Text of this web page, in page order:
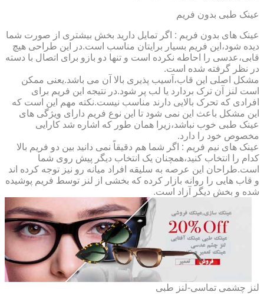
عینک طبی بدون فریم
عینک های بدون فریم : اگر تمایل دارید بخش بیشتری از صورت شما
دیده شود،این فریم بسیار برایتان مناسب است.در این طراحی هیچ
قابی،عدسی را احاطه نکرده است و تنها دو بازو برای اتصال با دسته
در نظر گرفته شده است.
مشکل اصلی این قاب،آسیب پذیری بالا آن می باشد.یعنی ممکن
است لنز آن ترک بردارد یا لب پر شود.در نتیجه این فریم برای
افرادی که تحرک بالایی دارند مناسب نیست.نکته مهم این است که
این مشکل باعث این نمی شود تا این نوع فریم دارای ویژگی های
عینک طبی خوب نباشد،زیرا همان طور که اشاره شد کارایی
مخصوص خود را دارد.
عینک های نیم فریم : اگر شما هم دقیقاً نمی دانید بین دو فریم بالا
کدام را انتخاب کنید،همچنان یک انتخاب دیگر پیش روی شما
است.طراحان این عرصه به سلیقه افراد میانه رو نیز توجه کرده اند
و قاب هایی را روانه بازار کرده که بخشی از لنز توسط فریم پوشیده
شده و بخش دیگر آزاد است.
لنز چشمی تماسی-لنز طبی